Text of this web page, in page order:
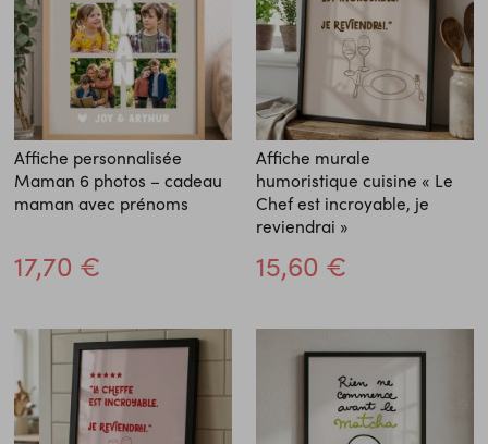
Affiche personnalisée
Maman 6 photos – cadeau
maman avec prénoms
17,70 €
Affiche murale
humoristique cuisine « Le
Chef est incroyable, je
reviendrai »
15,60 €